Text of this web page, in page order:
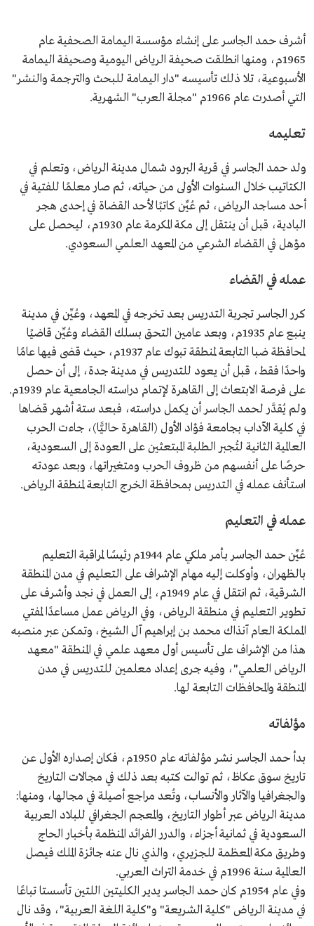
أشرف حمد الجاسر على إنشاء مؤسسة اليمامة الصحفية عام
1965م، ومنها انطلقت صحيفة الرياض اليومية وصحيفة اليمامة
الأسبوعية، تلا ذلك تأسيسه "دار اليمامة للبحث والترجمة والنشر"
التي أصدرت عام 1966م "مجلة العرب" الشهرية.
تعليمه
ولد حمد الجاسر في قرية البرود شمال مدينة الرياض، وتعلم في
الكتاتيب خلال السنوات الأولى من حياته، ثم صار معلمًا للفتية في
أحد مساجد الرياض، ثم عُيِّن كاتبًا لأحد القضاة في إحدى هجر
البادية، قبل أن ينتقل إلى مكة المكرمة عام 1930م، ليحصل على
مؤهل في القضاء الشرعي من المعهد العلمي السعودي.
عمله في القضاء
كرر الجاسر تجربة التدريس بعد تخرجه في المعهد، وعُيِّن في مدينة
ينبع عام 1935م، وبعد عامين التحق بسلك القضاء وعُيِّن قاضيًا
لمحافظة ضبا التابعة لمنطقة تبوك عام 1937م، حيث قضى فيها عامًا
واحدًا فقط، قبل أن يعود للتدريس في مدينة جدة، إلى أن حصل
على فرصة الابتعاث إلى القاهرة لإتمام دراسته الجامعية عام 1939م.
ولم يُقدَّر لحمد الجاسر أن يكمل دراسته، فبعد ستة أشهر قضاها
في كلية الآداب بجامعة فؤاد الأول (القاهرة حاليًّا)، جاءت الحرب
العالمية الثانية لتُجبر الطلبة المبتعثين على العودة إلى السعودية،
حرصًا على أنفسهم من ظروف الحرب ومتغيراتها، وبعد عودته
استأنف عمله في التدريس بمحافظة الخرج التابعة لمنطقة الرياض.
عمله في التعليم
عُيِّن حمد الجاسر بأمر ملكي عام 1944م رئيسًا لمراقبة التعليم
بالظهران، وأوكلت إليه مهام الإشراف على التعليم في مدن المنطقة
الشرقية، ثم انتقل في عام 1949م، إلى العمل في نجد وأشرف على
تطوير التعليم في منطقة الرياض، وفي الرياض عمل مساعدًا لمفتي
المملكة العام آنذاك محمد بن إبراهيم آل الشيخ، وتمكن عبر منصبه
هذا من الإشراف على تأسيس أول معهد علمي في المنطقة "معهد
الرياض العلمي"، وفيه جرى إعداد معلمين للتدريس في مدن
المنطقة والمحافظات التابعة لها.
مؤلفاته
بدأ حمد الجاسر نشر مؤلفاته عام 1950م، فكان إصداره الأول عن
تاريخ سوق عكاظ، ثم توالت كتبه بعد ذلك في مجالات التاريخ
والجغرافيا والآثار والأنساب، وتُعد مراجع أصيلة في مجالها، ومنها:
مدينة الرياض عبر أطوار التاريخ، والمعجم الجغرافي للبلاد العربية
السعودية في ثمانية أجزاء، والدرر الفرائد المنظمة بأخبار الحاج
وطريق مكة المعظمة للجزيري، والذي نال عنه جائزة الملك فيصل
العالمية سنة 1996م في خدمة التراث العربي.
وفي عام 1954م كان حمد الجاسر يدير الكليتين اللتين تأسستا تباعًا
في مدينة الرياض "كلية الشريعة" و"كلية اللغة العربية"، وقد نال